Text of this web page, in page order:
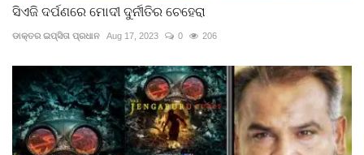
ସିଏଜି ଦର୍ପଣରେ ମୋଦୀ ଦୁର୍ନୀତିର ଚେହେରା
ଡାକ୍ତର ଇପ୍‌ସିତା ପ୍ରଧାନ Aug 17, 2023 0 206